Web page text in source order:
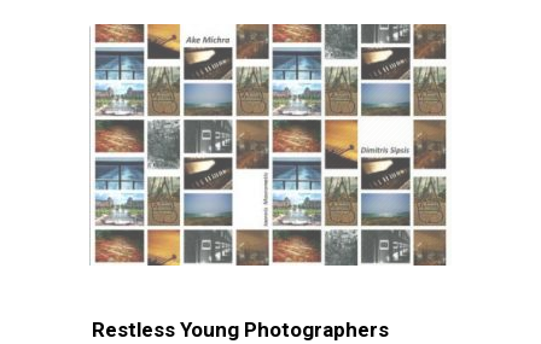
Restless Young Photographers